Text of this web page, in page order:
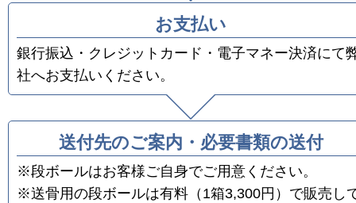
お支払い
銀行振込・クレジットカード・電子マネー決済にて
社へお支払いください。
送付先のご案内・必要書類の送付
※段ボールはお客様ご自身でご用意ください。
※送骨用の段ボールは有料（1箱3,300円）で販売し